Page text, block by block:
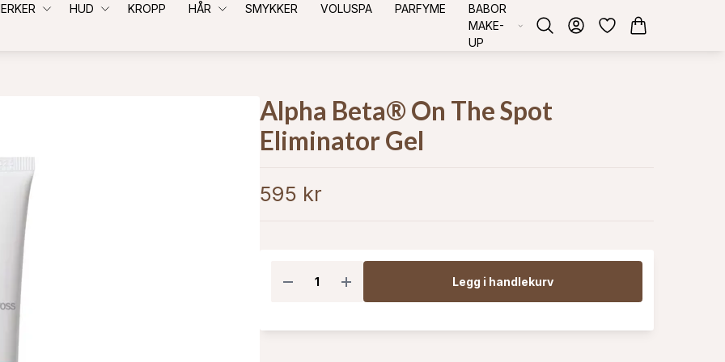
HUD KROPP HÅR SMYKKER VOLUSPA PARFYME
BABOR
MAKE-
UP
Alpha Beta® On The Spot
Eliminator Gel
595 kr
Legg i handlekurv